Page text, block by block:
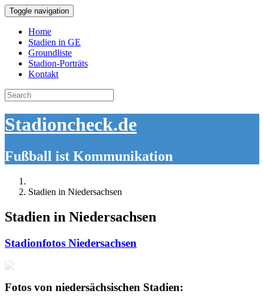
Toggle navigation
Home
Stadien in GE
Groundliste
Stadion-Porträts
Kontakt
Search
for:
Stadioncheck.de
Fußball ist Kommunikation
Stadien in Niedersachsen
Stadien in Niedersachsen
Stadionfotos Niedersachsen
Fotos von niedersächsischen Stadien: